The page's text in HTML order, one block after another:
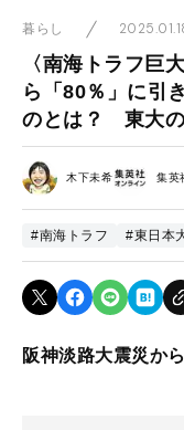
暮らし
〈南海トラフ巨
ら「80％」に引
のとは？ 東大
木下未希 集英
#南海トラフ #東日本
阪神淡路大震災か